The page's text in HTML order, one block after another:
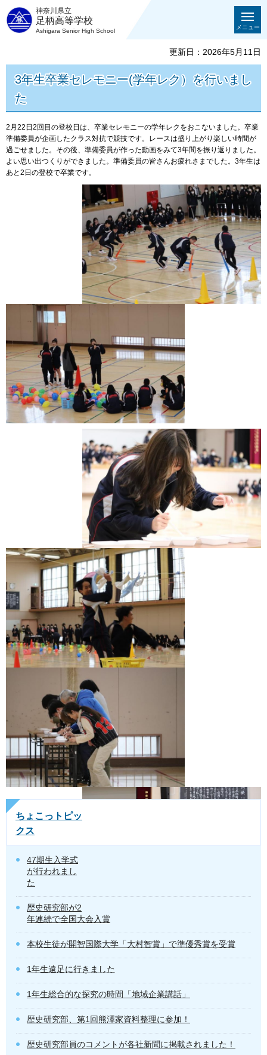
神奈川県立
足柄高等学校
Ashigara Senior High School
メニュー
更新日：2026年5月11日
3年生卒業セレモニー(学年レク）を行いまし
た
2月22日2回目の登校日は、卒業セレモニーの学年レクをおこないました。卒業
準備委員が企画したクラス対抗で競技です。レースは盛り上がり楽しい時間が
過ごせました。その後、準備委員が作った動画をみて3年間を振り返りました。
よい思い出つくりができました。準備委員の皆さんお疲れさまでした。3年生は
あと2日の登校で卒業です。
ちょこっトピッ
クス
47期生入学式
が行われまし
た
歴史研究部が2
年連続で全国大会入賞
本校生徒が開智国際大学「大村智賞」で準優秀賞を受賞
1年生遠足に行きました
1年生総合的な探究の時間「地域企業講話」
歴史研究部、第1回熊澤家資料整理に参加！
歴史研究部員のコメントが各社新聞に掲載されました！